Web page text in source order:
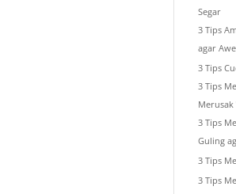
Segar
3 Tips
agar
3 Tips
3 Tips
Merusak
3 Tips
Guling
3 Tips
3 Tips